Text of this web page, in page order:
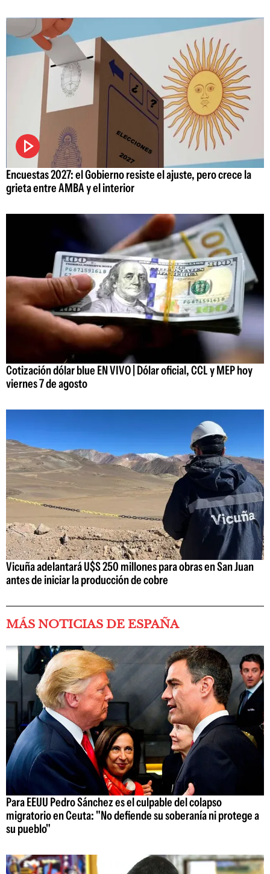
Encuestas 2027: el Gobierno resiste el ajuste, pero crece la
grieta entre AMBA y el interior
Cotización dólar blue EN VIVO | Dólar oficial, CCL y MEP hoy
viernes 7 de agosto
Vicuña adelantará U$S 250 millones para obras en San Juan
antes de iniciar la producción de cobre
MÁS NOTICIAS DE ESPAÑA
Para EEUU Pedro Sánchez es el culpable del colapso
migratorio en Ceuta: "No defiende su soberanía ni protege a
su pueblo"